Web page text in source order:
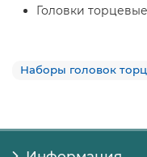
Головки торцевые
Наборы головок